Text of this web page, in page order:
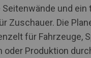
und
Zuschauer. Die
für Fahrzeuge,
oder Produktion